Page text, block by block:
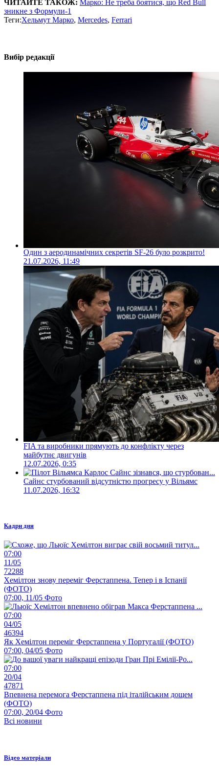
ЧИТАЙТЕ ТАКОЖ: Марко: Не треба боятися, що Red Bull
зникне з Формули-1
Теги:Хельмут Марко, Mercedes, Ferrari
Вибір редакції
Один з аеродинамічних секретів SF-26 було розкрито!
21.07.2026, 11:49
FIA та виробники прямують до конфлікту через
майбутнє двигунів
12.07.2026, 0:35
Сайнс стурбований відсутністю прогресу у Вільямс
11.07.2026, 16:32
Кадри дня
07:00
11/05
72288
Хемілтон знову переміг Ферстаппена. Тепер і в Іспанії
(ФОТО)
07:00, 11/05 Фото
07:00
04/05
46394
Як Хемілтон переміг Ферстаппена у Португалії (ФОТО)
07:00, 04/05 Фото
07:00
20/04
47871
Впевнена перемога Ферстаппена під італійським дощем
(ФОТО)
07:00, 20/04 Фото
Всі новини
Відео матеріали